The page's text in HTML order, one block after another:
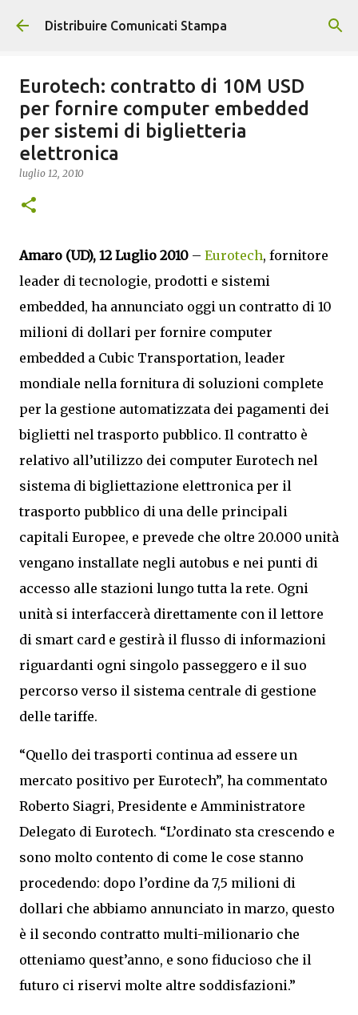
Passa ai contenuti principali
Distribuire Comunicati Stampa
Eurotech: contratto di 10M USD
per fornire computer embedded
per sistemi di biglietteria
elettronica
luglio 12, 2010
Amaro (UD), 12 Luglio 2010 – Eurotech, fornitore
leader di tecnologie, prodotti e sistemi
embedded, ha annunciato oggi un contratto di 10
milioni di dollari per fornire computer
embedded a Cubic Transportation, leader
mondiale nella fornitura di soluzioni complete
per la gestione automatizzata dei pagamenti dei
biglietti nel trasporto pubblico. Il contratto è
relativo all’utilizzo dei computer Eurotech nel
sistema di bigliettazione elettronica per il
trasporto pubblico di una delle principali
capitali Europee, e prevede che oltre 20.000 unità
vengano installate negli autobus e nei punti di
accesso alle stazioni lungo tutta la rete. Ogni
unità si interfaccerà direttamente con il lettore
di smart card e gestirà il flusso di informazioni
riguardanti ogni singolo passeggero e il suo
percorso verso il sistema centrale di gestione
delle tariffe.
“Quello dei trasporti continua ad essere un
mercato positivo per Eurotech”, ha commentato
Roberto Siagri, Presidente e Amministratore
Delegato di Eurotech. “L’ordinato sta crescendo e
sono molto contento di come le cose stanno
procedendo: dopo l’ordine da 7,5 milioni di
dollari che abbiamo annunciato in marzo, questo
è il secondo contratto multi-milionario che
otteniamo quest’anno, e sono fiducioso che il
futuro ci riservi molte altre soddisfazioni.”